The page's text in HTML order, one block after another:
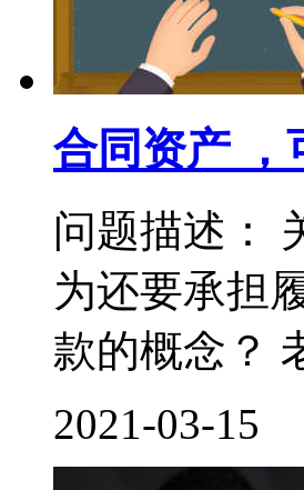
合同资产 ，
问题描述：
为还要承担
款的概念？
2021-03-15